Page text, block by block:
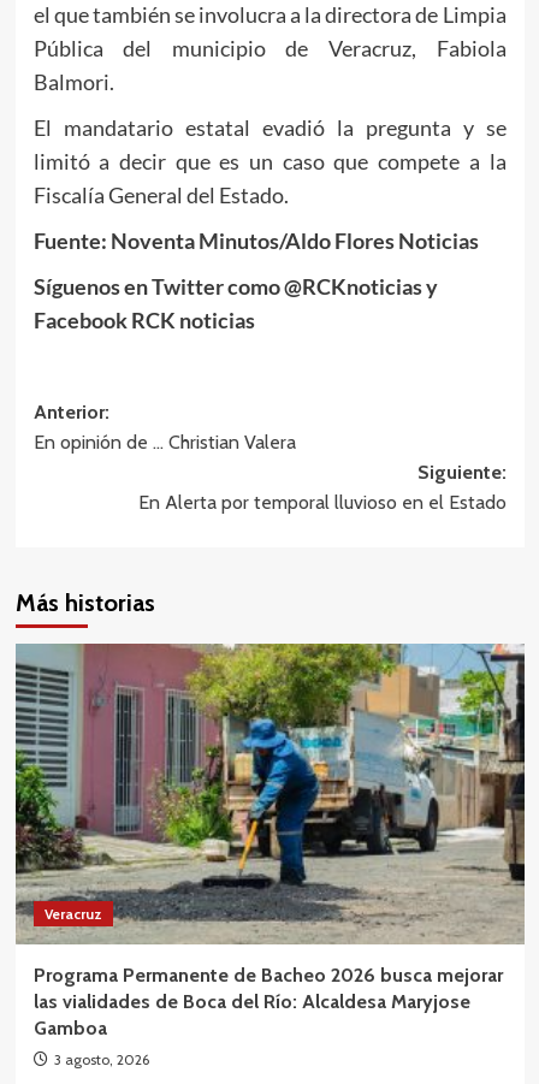
el que también se involucra a la directora de Limpia
Pública del municipio de Veracruz, Fabiola
Balmori.
El mandatario estatal evadió la pregunta y se
limitó a decir que es un caso que compete a la
Fiscalía General del Estado.
Fuente: Noventa Minutos/Aldo Flores Noticias
Síguenos en Twitter como @RCKnoticias y
Facebook RCK noticias
Navegación
de
entradas
Anterior:
En opinión de … Christian Valera
Siguiente:
En Alerta por temporal lluvioso en el Estado
Más historias
Veracruz
Programa Permanente de Bacheo 2026 busca mejorar
las vialidades de Boca del Río: Alcaldesa Maryjose
Gamboa
3 agosto, 2026